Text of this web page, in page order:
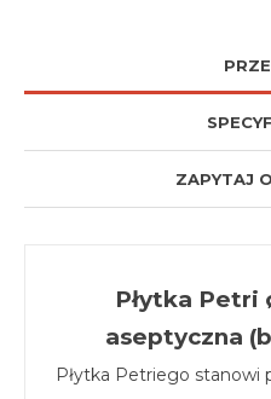
ZAPYTAJ
Płytka Petri
aseptyczna
Płytka Petriego stanowi